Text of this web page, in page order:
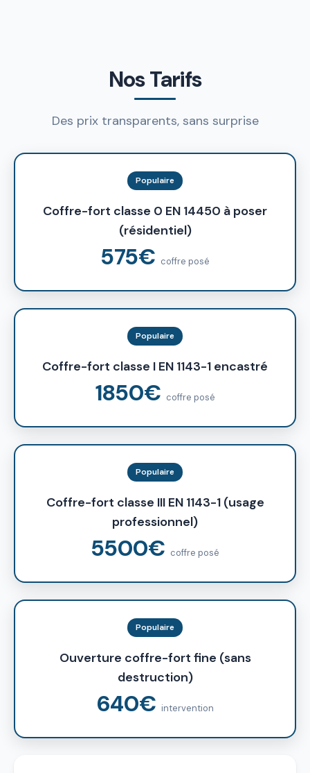
Nos Tarifs
Des prix transparents, sans surprise
Populaire
Coffre-fort classe 0 EN 14450 à poser
(résidentiel)
575€ coffre posé
Populaire
Coffre-fort classe I EN 1143-1 encastré
1850€ coffre posé
Populaire
Coffre-fort classe III EN 1143-1 (usage
professionnel)
5500€ coffre posé
Populaire
Ouverture coffre-fort fine (sans
destruction)
640€ intervention